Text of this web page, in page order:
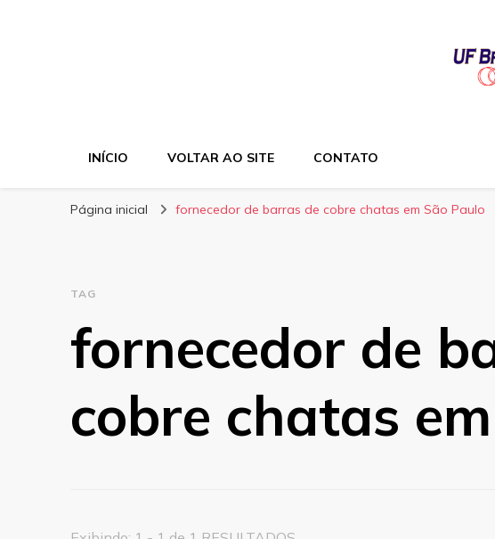
INÍCIO VOLTAR AO SITE CONTATO
Página inicial fornecedor de barras de cobre chatas em São Paulo
TAG
fornecedor de
cobre chatas